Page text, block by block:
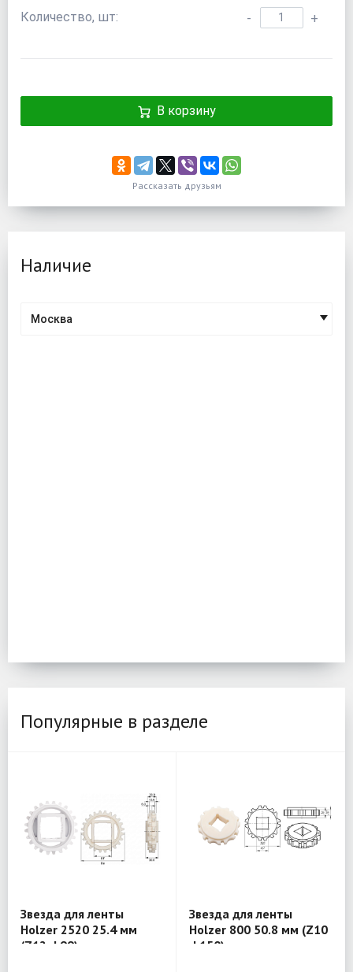
Количество, шт: - +
В корзину
Рассказать друзьям
Наличие
Москва
Популярные в разделе
Звезда для ленты
Holzer 2520 25.4 мм
(Z12 d 99) отверстие
Звезда для ленты
Holzer 800 50.8 мм (Z10
d 150) отверстие